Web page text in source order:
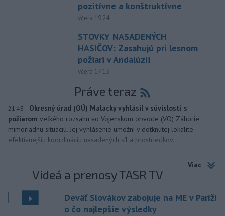
pozitívne a konštruktívne
včera 19:24
STOVKY NASADENÝCH
HASIČOV: Zasahujú pri lesnom
požiari v Andalúzii
včera 17:13
Práve teraz
21:43 - Okresný úrad (OÚ) Malacky vyhlásil v súvislosti s
požiarom veľkého rozsahu vo Vojenskom obvode (VO) Záhorie
mimoriadnu situáciu. Jej vyhlásenie umožní v dotknutej lokalite
efektívnejšiu koordináciu nasadených síl a prostriedkov.
Viac
Videá a prenosy TASR TV
Deväť Slovákov zabojuje na ME v Paríži
o čo najlepšie výsledky